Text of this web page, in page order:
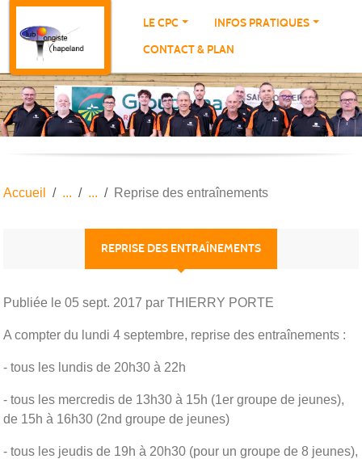
LE CPC
INFOS PRATIQUES
CONTACT & PLAN
Accueil Reprise des entraînements
REPRISE DES ENTRAÎNEMENTS
Publiée le 05 sept. 2017 par THIERRY PORTE
A compter du lundi 4 septembre, reprise des entraînements :
- tous les lundis de 20h30 à 22h
- tous les mercredis de 13h30 à 15h (1er groupe de jeunes),
de 15h à 16h30 (2nd groupe de jeunes)
- tous les jeudis de 19h à 20h30 (pour un groupe de 8 jeunes),
Panneau de gestion des cookies